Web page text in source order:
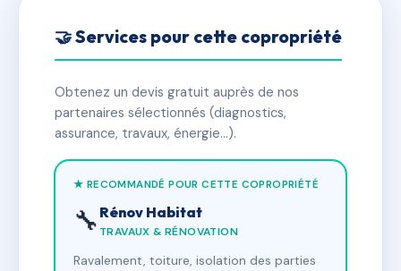
🤝 Services pour cette copropriété
Obtenez un devis gratuit auprès de nos
partenaires sélectionnés (diagnostics,
assurance, travaux, énergie…).
★ RECOMMANDÉ POUR CETTE COPROPRIÉTÉ
🔧 Rénov Habitat
TRAVAUX & RÉNOVATION
Ravalement, toiture, isolation des parties